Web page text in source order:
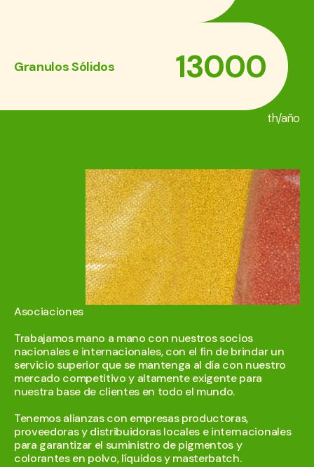
Granulos Sólidos 13000
th/año
Asociaciones
Trabajamos mano a mano con nuestros socios
nacionales e internacionales, con el fin de brindar un
servicio superior que se mantenga al día con nuestro
mercado competitivo y altamente exigente para
nuestra base de clientes en todo el mundo.
Tenemos alianzas con empresas productoras,
proveedoras y distribuidoras locales e internacionales
para garantizar el suministro de pigmentos y
colorantes en polvo, líquidos y masterbatch.